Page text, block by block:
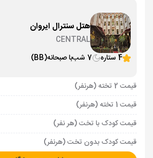
هتل سنترال ایروان
CENTRAL
4 ستاره
7 شب با صبحانه(BB)
قیمت 2 تخته (هرنفر)
قیمت 1 تخته (هرنفر)
قیمت کودک با تخت (هر نفر)
قیمت کودک بدون تخت (هرنفر)